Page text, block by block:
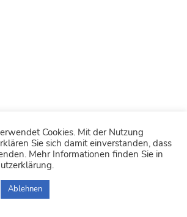
Cookies. Mit der Nutzung
Sie sich damit einverstanden, dass
Mehr Informationen finden Sie in
Ablehnen